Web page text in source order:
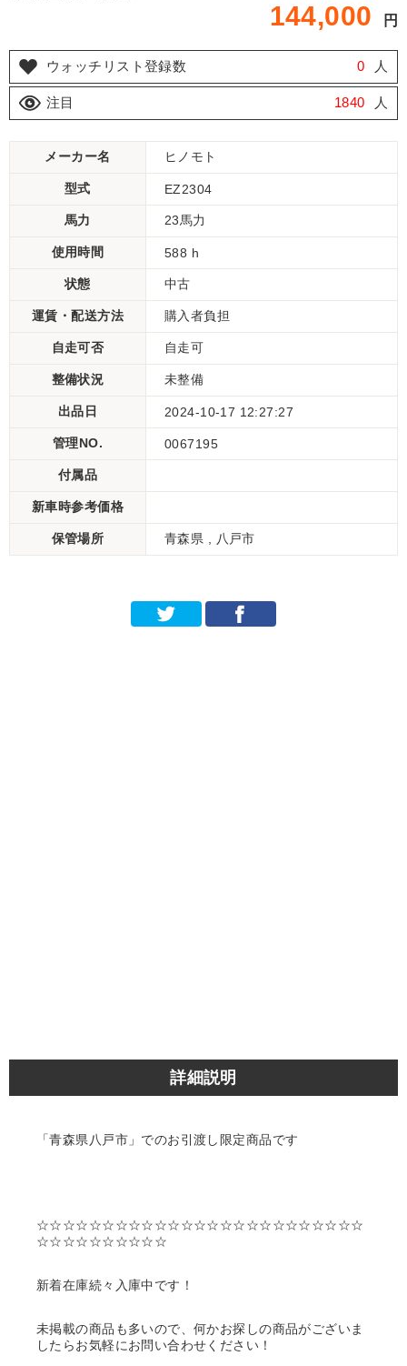
144,000 円
ウォッチリスト登録数 0 人
注目 1840 人
メーカー名 ヒノモト
型式 EZ2304
馬力 23馬力
使用時間 588 h
状態 中古
運賃・配送方法 購入者負担
自走可否 自走可
整備状況 未整備
出品日 2024-10-17 12:27:27
管理NO. 0067195
付属品
新車時参考価格
保管場所 青森県 , 八戸市
詳細説明
「青森県八戸市」でのお引渡し限定商品です
☆☆☆☆☆☆☆☆☆☆☆☆☆☆☆☆☆☆☆☆☆☆☆☆☆
☆☆☆☆☆☆☆☆☆☆
新着在庫続々入庫中です！
未掲載の商品も多いので、何かお探しの商品がございま
したらお気軽にお問い合わせください！